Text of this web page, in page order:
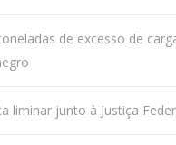
de excesso de
liminar junto à Justiça